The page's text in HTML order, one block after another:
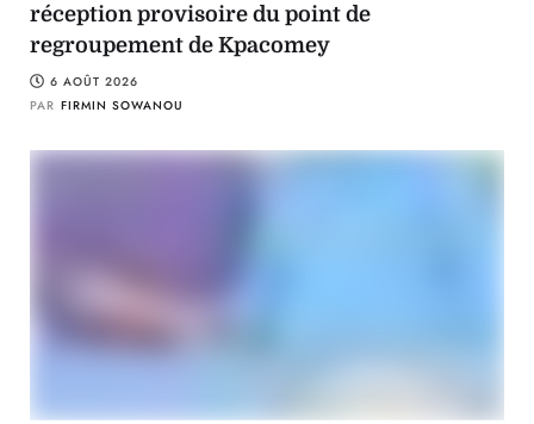
réception provisoire du point de
regroupement de Kpacomey
6 AOÛT 2026
PAR FIRMIN SOWANOU